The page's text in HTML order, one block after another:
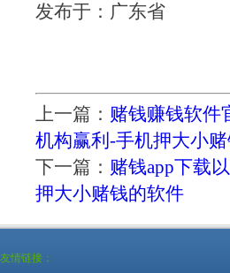
发布于：广东省
上一篇： 赌钱赚钱软件
机构赢利-手机押大小
下一篇： 赌钱app下载
押大小赌钱的软件
友情链接：